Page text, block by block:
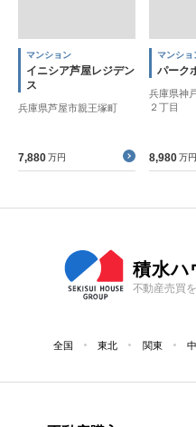
マンション
イニシア芦屋レジデン
ス
兵庫県芦屋市親王塚町
7,880 万円
マンショ
パーク
兵庫県神
２丁目
8,980 万円
積水ハ
不動産売買
全国 東北 関東